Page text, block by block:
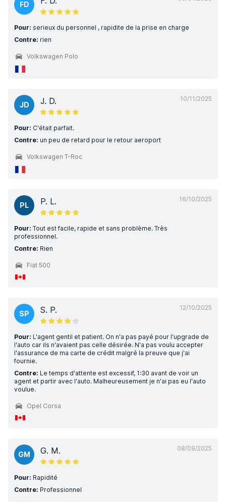
FD
Pour: serieux du personnel , rapidite de la prise en charge
Contre: rien
Volkswagen Polo
10/11/2025
JD J. D.
Pour: C'était parfait.
Contre: un peu de retard pour le retour aeroport
Volkswagen T-Roc
16/10/2025
PL P. L.
Pour: Tout est facile, rapide et sans problème. Très
professionnel.
Contre: Rien
Fiat 500
12/10/2025
SP S. P.
Pour: L'agent gentil et patient. On n'a pas payé pour l'upgrade de
l'auto car ils n'avaient pas celle désirée. N'a pas voulu accepter
l'assurance de ma carte de crédit malgré la preuve que j'ai
fournie.
Contre: Le temps d'attente est excessif, 1:30 avant de voir un
agent et partir avec l'auto. Malheureusement je n'ai pas eu l'auto
voulue.
Opel Corsa
08/09/2025
GM G. M.
Pour: Rapidité
Contre: Professionnel